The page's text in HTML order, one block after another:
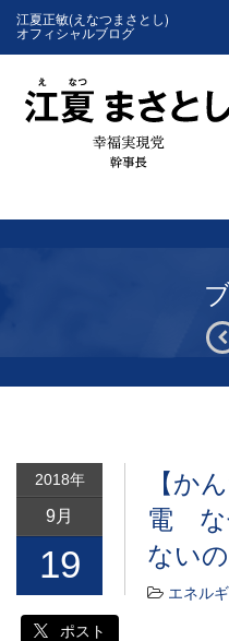
江夏正敏(えなつまさとし)
オフィシャルブログ
2018年
9月
19
【か
電 な
ないの
エネル
ポスト